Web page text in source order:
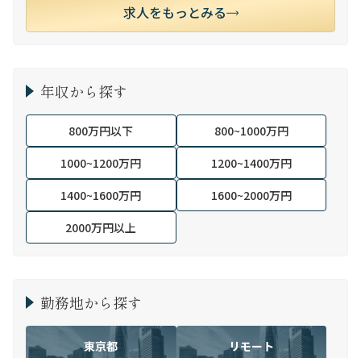
求人をもっとみる
年収から探す
800万円以下
800~1000万円
1000~1200万円
1200~1400万円
1400~1600万円
1600~2000万円
2000万円以上
勤務地から探す
東京都 リモート